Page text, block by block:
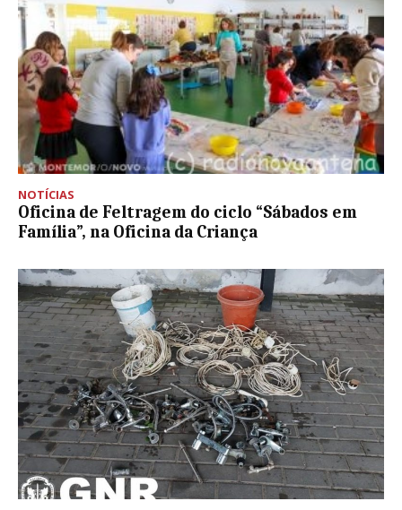
NOTÍCIAS
Oficina de Feltragem do ciclo “Sábados em
Família”, na Oficina da Criança